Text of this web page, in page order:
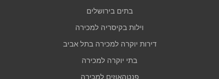
בתים בירושלים
וילות בקיסריה למכירה
דירות יוקרה למכירה בתל אביב
בתי יוקרה למכירה
פנטהאוזים למכירה